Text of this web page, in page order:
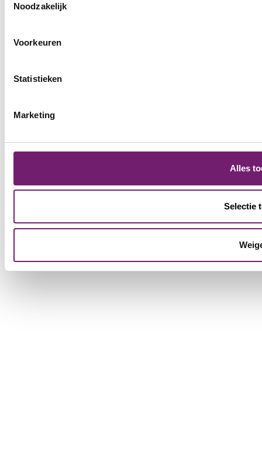
Noodzakelijk
Voorkeuren
Statistieken
Marketing
Alles
Selectie
België
+32 (0)2/245 29 50
© GAIA 2026